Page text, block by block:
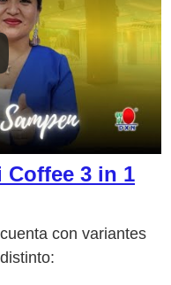
Coffee 3 in 1
cuenta con variantes